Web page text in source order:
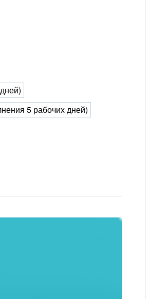
5 рабочих дней)